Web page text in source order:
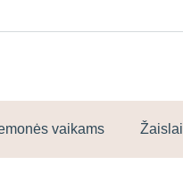
vaikams Žaislai